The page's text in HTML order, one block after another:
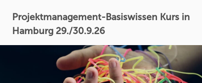
Projektmanagement-Basiswissen Kurs in
Hamburg 29./30.9.26